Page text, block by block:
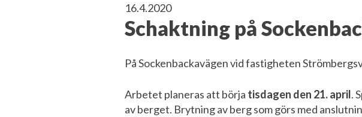
16.4.2020
Schaktning på
På Sockenbackavägen vid fastigheten
Arbetet planeras att börja tisdagen den 21. april.
av berget. Brytning av berg som görs med